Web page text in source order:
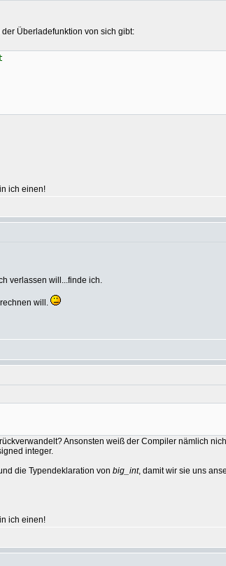
Überladefunktion von sich gibt:
ich einen!
verlassen will...finde ich.
will.
Ansonsten weiß der Compiler nämlich
integer.
die Typendeklaration von big_int, damit wir sie uns
ich einen!